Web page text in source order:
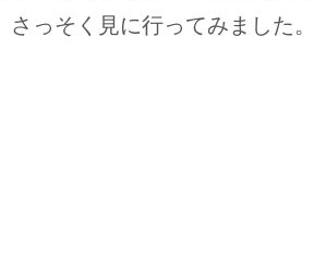
さっそく見に行ってみました